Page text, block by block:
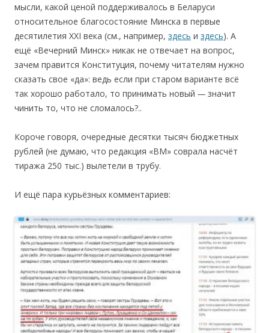
мысли, какой ценой поддерживалось в Беларуси
относительное благосостояние Минска в первые
десятилетия XXI века (см., например, здесь и здесь). А
ещё «Вечерний Минск» никак не отвечает на вопрос,
зачем правится Конституция, почему читателям нужно
сказать свое «да»: ведь если при старом варианте всё
так хорошо работало, то принимать новый — значит
чинить то, что не сломалось?..
Короче говоря, очередные десятки тысяч бюджетных
рублей (не думаю, что редакция «ВМ» соврала насчёт
тиража 250 тыс.) вылетели в трубу.
И ещё пара курьёзных комментариев: